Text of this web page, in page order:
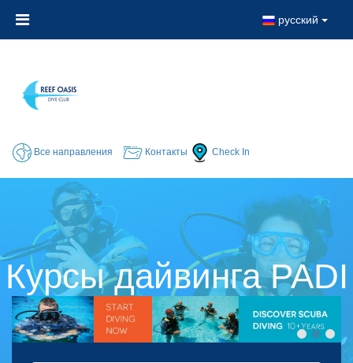
русский
Все направления Контакты Check In
Курсы дайвинга PADI